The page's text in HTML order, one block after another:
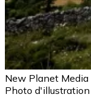
New Planet Media
Photo d'illustration